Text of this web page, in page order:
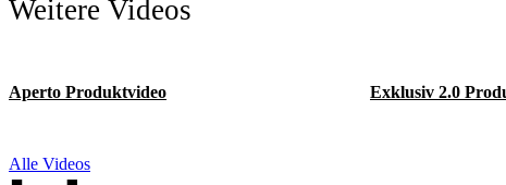
Weitere Videos
Aperto Produktvideo Exklusiv 2.0
Alle Videos